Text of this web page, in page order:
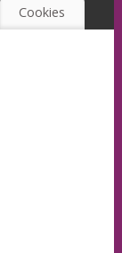
Cookies